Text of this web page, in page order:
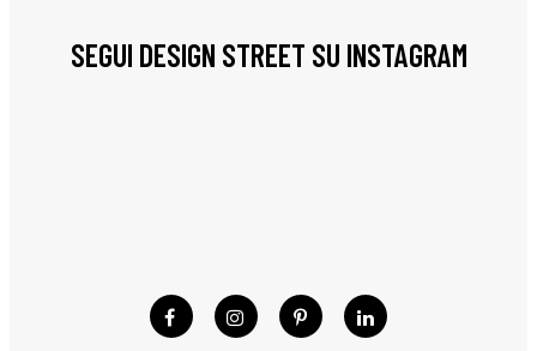
SEGUI DESIGN STREET SU INSTAGRAM